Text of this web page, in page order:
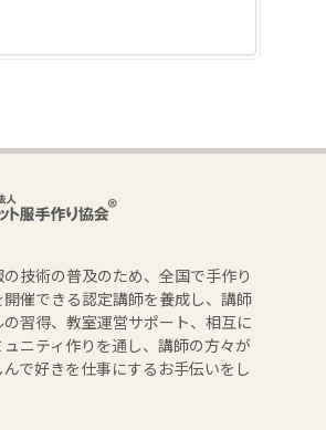
技術の普及のため、全国で手作り
催できる認定講師を養成し、講師
習得、教室運営サポート、相互に
ニティ作りを通し、講師の方々が
で好きを仕事にするお手伝いをし